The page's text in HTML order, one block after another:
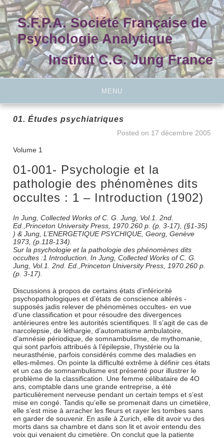
Skip
to
contentS.F.P.A. Société Française de
Psychologie Analytique
Institut C.G. Jung France
MENU
01. Études psychiatriques
Posted on 17 décembre 2005
Volume 1
01-001- Psychologie et la
pathologie des phénomènes dits
occultes : 1 – Introduction (1902)
In Jung, Collected Works of C. G. Jung, Vol.1. 2nd.
Ed.,Princeton University Press, 1970.260 p. (p. 3-17), (§1-35)
) & Jung, L’ENERGETIQUE PSYCHIQUE, Georg, Genève
1973, (p.118-134).
Sur la psychologie et la pathologie des phénomènes dits
occultes :1 Introduction. In Jung, Collected Works of C. G.
Jung, Vol.1. 2nd. Ed.,Princeton University Press, 1970.260 p.
(p. 3-17).
Discussions à propos de certains états d’infériorité
psychopathologiques et d’états de conscience altérés -
supposés jadis relever de phénomènes occultes- en vue
d’une classification et pour résoudre des divergences
antérieures entre les autorités scientifiques. Il s’agit de cas de
narcolepsie, de léthargie, d’automatisme ambulatoire,
d’amnésie périodique, de somnambulisme, de mythomanie,
qui sont parfois attribués à l’épilepsie, l’hystérie ou la
neurasthénie, parfois considérés comme des maladies en
elles-mêmes. On pointe la difficulté extrême à définir ces états
et un cas de somnambulisme est présenté pour illustrer le
problème de la classification. Une femme célibataire de 4O
ans, comptable dans une grande entreprise, a été
particulièrement nerveuse pendant un certain temps et s’est
mise en congé. Tandis qu’elle se promenait dans un cimetière,
elle s’est mise à arracher les fleurs et rayer les tombes sans
en garder de souvenir. En asile à Zurich, elle dit avoir vu des
morts dans sa chambre et dans son lit et avoir entendu des
voix qui venaient du cimetière. On conclut que la patiente